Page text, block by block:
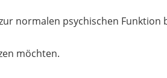
normalen psychischen Funktion
möchten.